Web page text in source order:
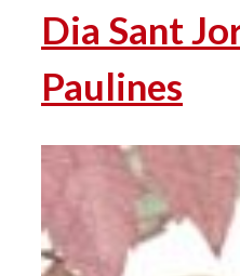
Dia Sant
Paulines